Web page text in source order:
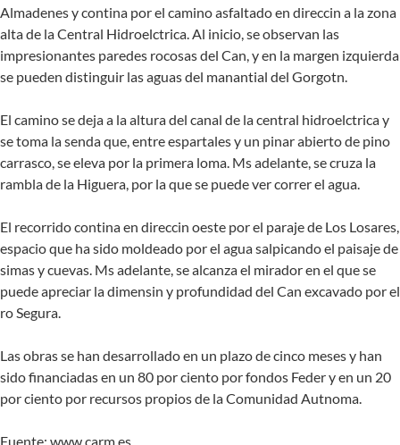
Almadenes y contina por el camino asfaltado en direccin a la zona
alta de la Central Hidroelctrica. Al inicio, se observan las
impresionantes paredes rocosas del Can, y en la margen izquierda
se pueden distinguir las aguas del manantial del Gorgotn.
El camino se deja a la altura del canal de la central hidroelctrica y
se toma la senda que, entre espartales y un pinar abierto de pino
carrasco, se eleva por la primera loma. Ms adelante, se cruza la
rambla de la Higuera, por la que se puede ver correr el agua.
El recorrido contina en direccin oeste por el paraje de Los Losares,
espacio que ha sido moldeado por el agua salpicando el paisaje de
simas y cuevas. Ms adelante, se alcanza el mirador en el que se
puede apreciar la dimensin y profundidad del Can excavado por el
ro Segura.
Las obras se han desarrollado en un plazo de cinco meses y han
sido financiadas en un 80 por ciento por fondos Feder y en un 20
por ciento por recursos propios de la Comunidad Autnoma.
Fuente: www.carm.es